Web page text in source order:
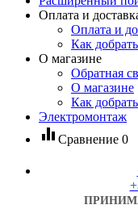
Оплата и
Оплата и
Как
О магазине
Обратная
О магазине
Как
Электромонтаж
equalizer Сравнение 0